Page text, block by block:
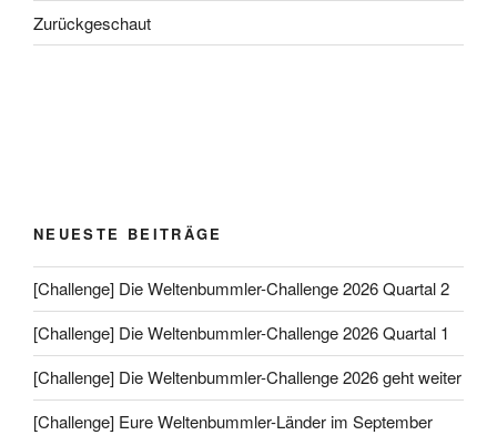
Zurückgeschaut
NEUESTE BEITRÄGE
[Challenge] Die Weltenbummler-Challenge 2026 Quartal 2
[Challenge] Die Weltenbummler-Challenge 2026 Quartal 1
[Challenge] Die Weltenbummler-Challenge 2026 geht weiter
[Challenge] Eure Weltenbummler-Länder im September